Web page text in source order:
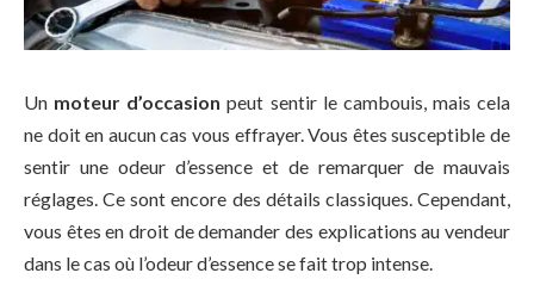
Un moteur d’occasion peut sentir le cambouis, mais cela
ne doit en aucun cas vous effrayer. Vous êtes susceptible de
sentir une odeur d’essence et de remarquer de mauvais
réglages. Ce sont encore des détails classiques. Cependant,
vous êtes en droit de demander des explications au vendeur
dans le cas où l’odeur d’essence se fait trop intense.